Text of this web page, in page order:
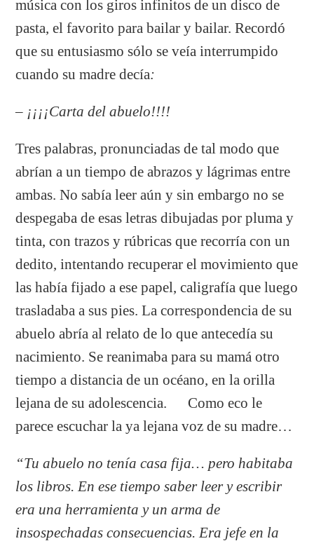
música con los giros infinitos de un disco de
pasta, el favorito para bailar y bailar. Recordó
que su entusiasmo sólo se veía interrumpido
cuando su madre decía:
– ¡¡¡¡Carta del abuelo!!!!
Tres palabras, pronunciadas de tal modo que
abrían a un tiempo de abrazos y lágrimas entre
ambas. No sabía leer aún y sin embargo no se
despegaba de esas letras dibujadas por pluma y
tinta, con trazos y rúbricas que recorría con un
dedito, intentando recuperar el movimiento que
las había fijado a ese papel, caligrafía que luego
trasladaba a sus pies. La correspondencia de su
abuelo abría al relato de lo que antecedía su
nacimiento. Se reanimaba para su mamá otro
tiempo a distancia de un océano, en la orilla
lejana de su adolescencia. Como eco le
parece escuchar la ya lejana voz de su madre…
“Tu abuelo no tenía casa fija… pero habitaba
los libros. En ese tiempo saber leer y escribir
era una herramienta y un arma de
insospechadas consecuencias. Era jefe en la